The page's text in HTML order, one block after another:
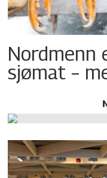
Nordmenn
sjømat –